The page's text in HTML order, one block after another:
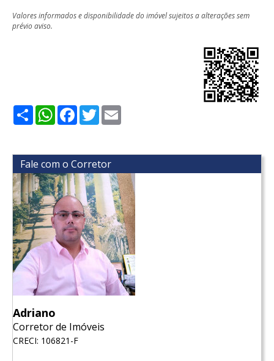
Valores informados e disponibilidade do imóvel sujeitos a alterações sem
prévio aviso.
ShareWhatsApp
Facebook
Twitter
Fale com o Corretor
Adriano
Corretor de Imóveis
CRECI: 106821-F